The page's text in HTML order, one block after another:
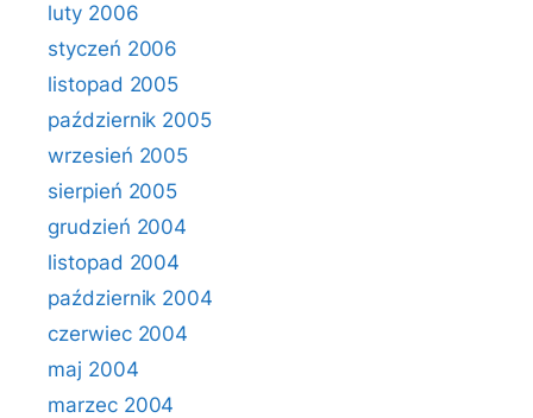
luty 2006
styczeń 2006
listopad 2005
październik 2005
wrzesień 2005
sierpień 2005
grudzień 2004
listopad 2004
październik 2004
czerwiec 2004
maj 2004
marzec 2004